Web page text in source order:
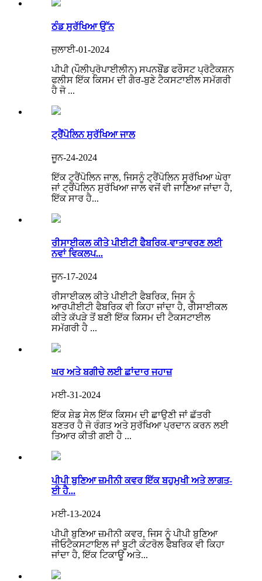
ਠੰਡ ਸੁਰੱਖਿਆ ਉੱਨ
ਜੁਲਾਈ-01-2024
ਪੀਪੀ (ਪੌਲੀਪ੍ਰੋਪਾਈਲੀਨ) ਸਪਨਬੌਂਡ ਫਰੌਸਟ ਪ੍ਰੋਟੈਕਸ਼ਨ
ਫਲੀਸ ਇੱਕ ਕਿਸਮ ਦੀ ਗੈਰ-ਬੁਣੇ ਟੈਕਸਟਾਈਲ ਸਮੱਗਰੀ
ਹੈ ਜੋ ...
ਟ੍ਰੈਂਪੋਲਿਨ ਸੁਰੱਖਿਆ ਜਾਲ
ਜੂਨ-24-2024
ਇੱਕ ਟ੍ਰੈਂਪੋਲਿਨ ਜਾਲ, ਜਿਸਨੂੰ ਟ੍ਰੈਂਪੋਲਿਨ ਸੁਰੱਖਿਆ ਘੇਰਾ
ਜਾਂ ਟ੍ਰੈਂਪੋਲਿਨ ਸੁਰੱਖਿਆ ਜਾਲ ਵਜੋਂ ਵੀ ਜਾਣਿਆ ਜਾਂਦਾ ਹੈ,
ਇੱਕ ਸਾਰ ਹੈ...
ਰੀਸਾਈਕਲ ਕੀਤੇ ਪੀਈਟੀ ਫੈਬਰਿਕ-ਵਾਤਾਵਰਣ ਲਈ
ਨਵਾਂ ਵਿਕਲਪ...
ਜੂਨ-17-2024
ਰੀਸਾਈਕਲ ਕੀਤੇ ਪੀਈਟੀ ਫੈਬਰਿਕ, ਜਿਸ ਨੂੰ
ਆਰਪੀਈਟੀ ਫੈਬਰਿਕ ਵੀ ਕਿਹਾ ਜਾਂਦਾ ਹੈ, ਰੀਸਾਈਕਲ
ਕੀਤੇ ਕੱਪੜੇ ਤੋਂ ਬਣੀ ਇੱਕ ਕਿਸਮ ਦੀ ਟੈਕਸਟਾਈਲ
ਸਮੱਗਰੀ ਹੈ ...
ਘਰ ਅਤੇ ਬਗੀਚੇ ਲਈ ਛਾਂਦਾਰ ਜਹਾਜ਼
ਮਈ-31-2024
ਇੱਕ ਸ਼ੇਡ ਸੇਲ ਇੱਕ ਕਿਸਮ ਦੀ ਛਾਉਣੀ ਜਾਂ ਛੱਤਰੀ
ਬਣਤਰ ਹੈ ਜੋ ਰੰਗਤ ਅਤੇ ਸੁਰੱਖਿਆ ਪ੍ਰਦਾਨ ਕਰਨ ਲਈ
ਤਿਆਰ ਕੀਤੀ ਗਈ ਹੈ ...
ਪੀਪੀ ਬੁਣਿਆ ਜ਼ਮੀਨੀ ਕਵਰ ਇੱਕ ਬਹੁਮੁਖੀ ਅਤੇ ਲਾਗਤ-
ਈ ਹੈ...
ਮਈ-13-2024
ਪੀਪੀ ਬੁਣਿਆ ਜ਼ਮੀਨੀ ਕਵਰ, ਜਿਸ ਨੂੰ ਪੀਪੀ ਬੁਣਿਆ
ਜੀਓਟੈਕਸਟਾਇਲ ਜਾਂ ਬੂਟੀ ਕੰਟਰੋਲ ਫੈਬਰਿਕ ਵੀ ਕਿਹਾ
ਜਾਂਦਾ ਹੈ, ਇੱਕ ਟਿਕਾਊ ਅਤੇ...